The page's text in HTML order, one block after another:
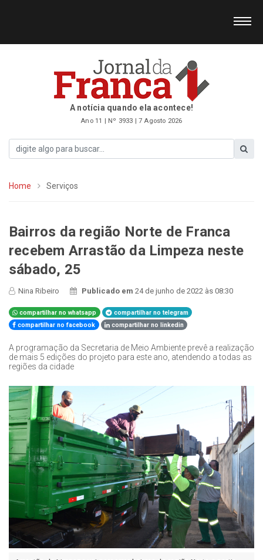
A notícia quando ela acontece!
Ano 11 | Nº 3933 | 7 Agosto 2026
Home Serviços
Bairros da região Norte de Franca
recebem Arrastão da Limpeza neste
sábado, 25
Nina Ribeiro Publicado em24 de junho de 2022 às 08:30
compartilhar no whatsapp
compartilhar no telegram
compartilhar no facebook
compartilhar no linkedin
A programação da Secretaria de Meio Ambiente prevê a realização
de mais 5 edições do projeto para este ano, atendendo a todas as
regiões da cidade